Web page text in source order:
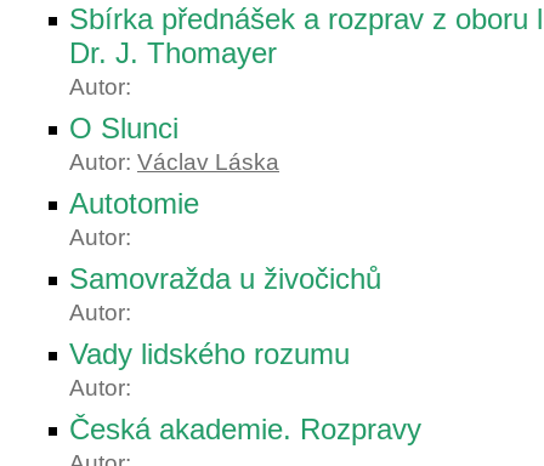
Sbírka přednášek a rozprav z oboru
Dr. J. Thomayer
Autor:
O Slunci
Autor: Václav Láska
Autotomie
Autor:
Samovražda u živočichů
Autor:
Vady lidského rozumu
Autor:
Česká akademie. Rozpravy